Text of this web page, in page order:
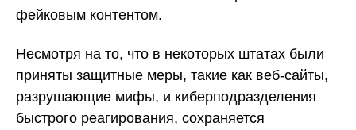
фейковым контентом.
Несмотря на то, что в некоторых штатах были
приняты защитные меры, такие как веб-сайты,
разрушающие мифы, и киберподразделения
быстрого реагирования, сохраняется